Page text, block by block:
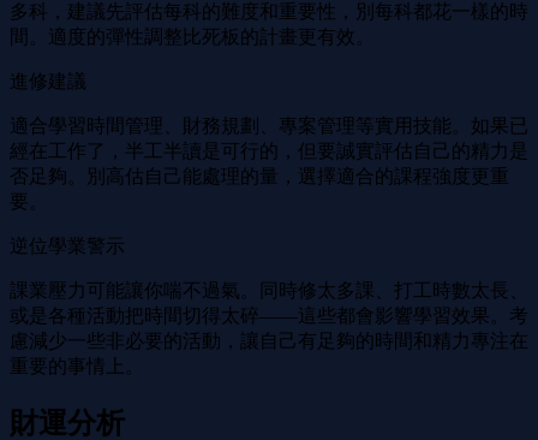
多科，建議先評估每科的難度和重要性，別每科都花一樣的時
間。適度的彈性調整比死板的計畫更有效。
進修建議
適合學習時間管理、財務規劃、專案管理等實用技能。如果已
經在工作了，半工半讀是可行的，但要誠實評估自己的精力是
否足夠。別高估自己能處理的量，選擇適合的課程強度更重
要。
逆位學業警示
課業壓力可能讓你喘不過氣。同時修太多課、打工時數太長、
或是各種活動把時間切得太碎——這些都會影響學習效果。考
慮減少一些非必要的活動，讓自己有足夠的時間和精力專注在
重要的事情上。
財運分析